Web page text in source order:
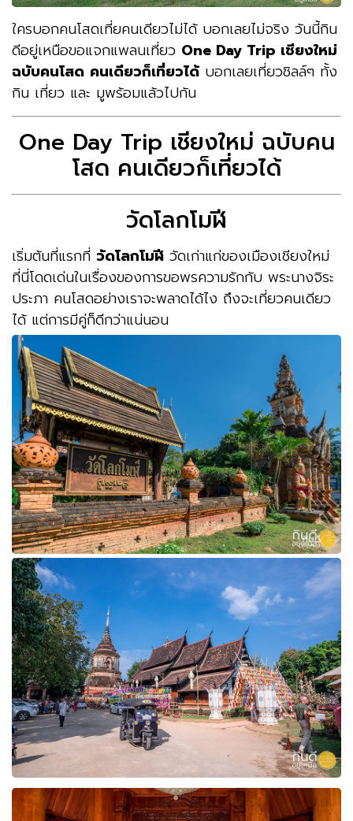
ใครบอกคนโสดเที่ยคนเดียวไม่ได้ บอกเลยไม่จริง วันนี้กิน
ดีอยู่เหนือขอแจกแพลนเที่ยว One Day Trip เชียงใหม่
ฉบับคนโสด คนเดียวก็เที่ยวได้ บอกเลยเที่ยวชิลล์ๆ ทั้ง
กิน เที่ยว และ มูพร้อมแล้วไปกัน
One Day Trip เชียงใหม่ ฉบับคน
โสด คนเดียวก็เที่ยวได้
วัดโลกโมฬี
เริ่มต้นที่แรกที่ วัดโลกโมฬี วัดเก่าแก่ของเมืองเชียงใหม่
ที่นี่โดดเด่นในเรื่องของการขอพรความรักกับ พระนางจิระ
ประภา คนโสดอย่างเราจะพลาดได้ไง ถึงจะเที่ยวคนเดียว
ได้ แต่การมีคู่ก็ดีกว่าแน่นอน